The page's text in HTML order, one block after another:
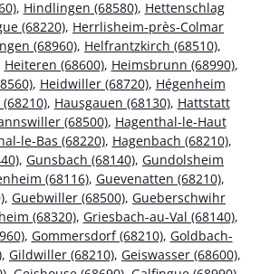
, Hindlingen (68580), Hettenschlag
(68220), Herrlisheim-près-Colmar
(68960), Helfrantzkirch (68510),
Heiteren (68600), Heimsbrunn (68990),
, Heidwiller (68720), Hégenheim
, Hausgauen (68130), Hattstatt
(68500), Hagenthal-le-Haut
le-Bas (68220), Hagenbach (68210),
, Gunsbach (68140), Gundolsheim
(68116), Guevenatten (68210),
, Guebwiller (68500), Gueberschwihr
(68320), Griesbach-au-Val (68140),
, Gommersdorf (68210), Goldbach-
, Gildwiller (68210), Geiswasser (68600),